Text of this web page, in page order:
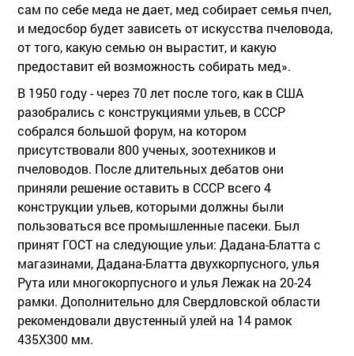
сам по себе меда не дает, мед собирает семья пчел,
и медосбор будет зависеть от искусства пчеловода,
от того, какую семью он вырастит, и какую
предоставит ей возможность собирать мед».
В 1950 году - через 70 лет после того, как в США
разобрались с конструкциями ульев, в СССР
собрался большой форум, на котором
присутствовали 800 ученых, зоотехников и
пчеловодов. После длительных дебатов они
приняли решение оставить в СССР всего 4
конструкции ульев, которыми должны были
пользоваться все промышленные пасеки. Был
принят ГОСТ на следующие ульи: Дадана-Блатта с
магазинами, Дадана-Блатта двухкорпусного, улья
Рута или многокорпусного и улья Лежак на 20-24
рамки. Дополнительно для Свердловской области
рекомендовали двустенный улей на 14 рамок
435Х300 мм.